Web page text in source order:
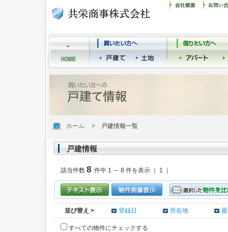
ホーム 戸建情報一覧
戸建情報
該当件数 8 件中 1 ～ 8 件を表示 ｜ 1 ｜
並び替え > 登録日 所在地
すべての物件にチェックする